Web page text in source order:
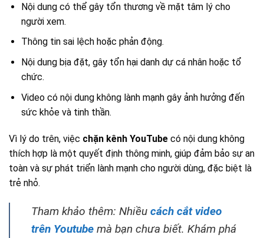
Nội dung có thể gây tổn thương về mặt tâm lý cho
người xem.
Thông tin sai lệch hoặc phản động.
Nội dung bịa đặt, gây tổn hại danh dự cá nhân hoặc tổ
chức.
Video có nội dung không lành mạnh gây ảnh hưởng đến
sức khỏe và tinh thần.
Vì lý do trên, việc chặn kênh YouTube có nội dung không
thích hợp là một quyết định thông minh, giúp đảm bảo sự an
toàn và sự phát triển lành mạnh cho người dùng, đặc biệt là
trẻ nhỏ.
Tham khảo thêm: Nhiều cách cắt video
trên Youtube mà bạn chưa biết. Khám phá